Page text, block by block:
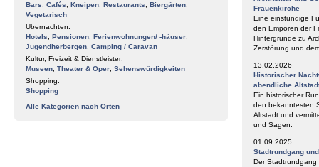
Bars
Cafés Kneipen Restaurants Biergärten
Vegetarisch
Übernachten:
Hotels
Pensionen Ferienwohnungen/ -häuser
Jugendherbergen Camping / Caravan
Kultur, Freizeit & Dienstleister:
Museen Theater & Oper Sehenswürdigkeiten
Shopping:
Shopping
Alle Kategorien nach Orten
Frauenkirche
Eine einstündige
den Emporen der
Hintergründe zu
Zerstörung und
13.02.2026
Historischer
abendliche
Ein historischer
den bekanntesten
Altstadt und
und Sagen.
01.09.2025
Stadtrundgang
Der Stadtrundgang